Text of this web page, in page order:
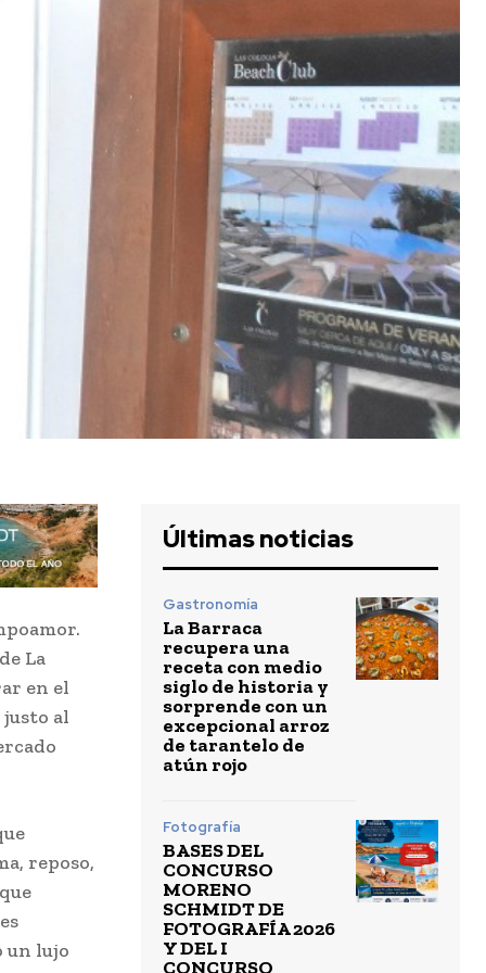
La
en el
justo al
reposo,
un lujo
Últimas noticias
Gastronomía
La Barraca
recupera una
receta con medio
siglo de historia y
sorprende con un
excepcional arroz
de tarantelo de
atún rojo
Fotografía
BASES DEL
CONCURSO
MORENO
SCHMIDT DE
FOTOGRAFÍA 2026
Y DEL I
CONCURSO